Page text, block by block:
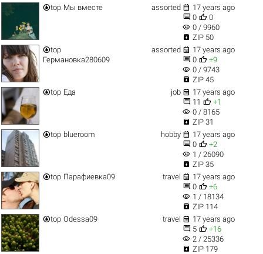
top Мы вместе assorted  17 years ago
 0  0
visibility 0 / 9960
 ZIP 50
top
Германовка280609
assorted  17 years ago
 0  +9
visibility 0 / 9743
 ZIP 45
top Еда job  17 years ago
 11  +1
visibility 0 / 8165
 ZIP 31
top blueroom hobby  17 years ago
 0  +2
visibility 1 / 26090
 ZIP 35
top Парафиевка09 travel  17 years ago
 0  +6
visibility 1 / 18134
 ZIP 114
top Odessa09 travel  17 years ago
 5  +16
visibility 2 / 25336
 ZIP 179